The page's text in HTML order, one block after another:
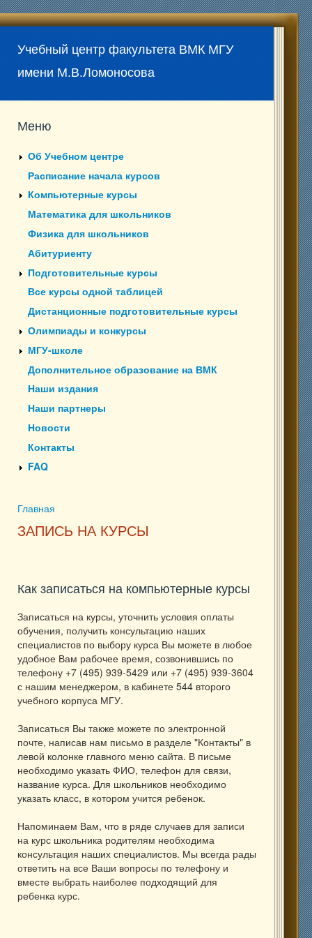
Учебный центр факультета ВМК МГУ
имени М.В.Ломоносова
Меню
Об Учебном центре
Расписание начала курсов
Компьютерные курсы
Математика для школьников
Физика для школьников
Абитуриенту
Подготовительные курсы
Все курсы одной таблицей
Дистанционные подготовительные курсы
Олимпиады и конкурсы
МГУ-школе
Дополнительное образование на ВМК
Наши издания
Наши партнеры
Новости
Контакты
FAQ
Вы здесь
Главная
ЗАПИСЬ НА КУРСЫ
Как записаться на компьютерные курсы
Записаться на курсы, уточнить условия оплаты
обучения, получить консультацию наших
специалистов по выбору курса Вы можете в любое
удобное Вам рабочее время, созвонившись по
телефону +7 (495) 939-5429 или +7 (495) 939-3604
с нашим менеджером, в кабинете 544 второго
учебного корпуса МГУ.
Записаться Вы также можете по электронной
почте, написав нам письмо в разделе "Контакты" в
левой колонке главного меню сайта. В письме
необходимо указать ФИО, телефон для связи,
название курса. Для школьников необходимо
указать класс, в котором учится ребенок.
Напоминаем Вам, что в ряде случаев для записи
на курс школьника родителям необходима
консультация наших специалистов. Мы всегда рады
ответить на все Ваши вопросы по телефону и
вместе выбрать наиболее подходящий для
ребенка курс.